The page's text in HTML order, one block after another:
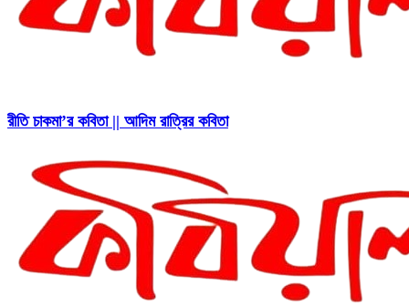
রীতি চাকমা’র কবিতা || আদিম রাত্রির কবিতা